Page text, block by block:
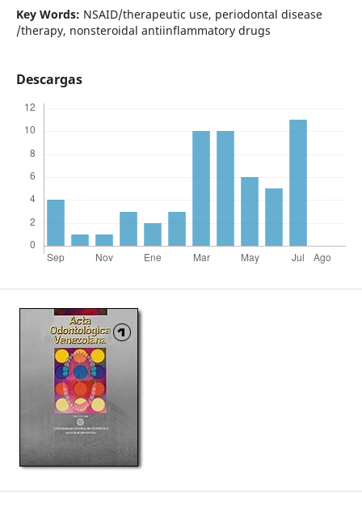
Key Words: NSAID/therapeutic use, periodontal disease
/therapy, nonsteroidal antiinflammatory drugs
Descargas